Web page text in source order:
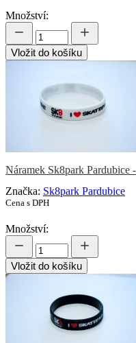
Množství:
Vložit do košíku
Náramek Sk8park
Značka: Sk8park Pardubice
Cena s DPH
Množství:
Vložit do košíku